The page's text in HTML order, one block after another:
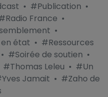
• #Publication •
France •
•
état • #Ressources
• #Soirée de soutien •
#Thomas Leleu • #Un
Jamait • #Zaho de